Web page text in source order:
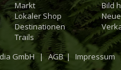
Markt
Lokaler Shop
Destinationen
Trails
Bild
GmbH | AGB | Impressum